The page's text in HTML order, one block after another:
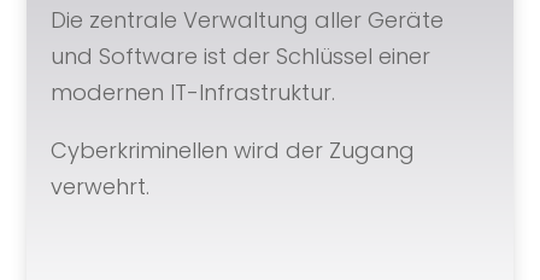
Die zentrale Verwaltung aller Geräte
und Software ist der Schlüssel einer
modernen IT-Infrastruktur.
Cyberkriminellen wird der Zugang
verwehrt.